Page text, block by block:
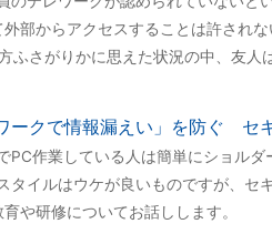
部からアクセスすることは許され
さがりかに思えた状況の中、友人
ークで情報漏えい」を防ぐ セ
PC作業している人は簡単にショル
タイルはウケが良いものですが、セ
や研修についてお話しします。